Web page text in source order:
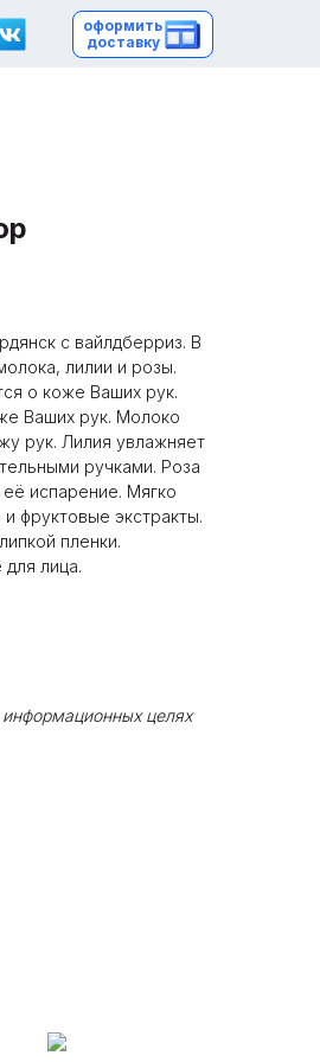
оформить
доставку
оформить
доставку
с вайлдберриз. В
лилии и розы.
о коже Ваших рук.
Ваших рук. Молоко
рук. Лилия увлажняет
ручками. Роза
испарение. Мягко
фруктовые экстракты.
пленки.
лица.
целях